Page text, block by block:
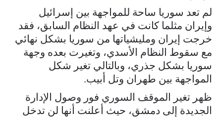
لم تعد سوريا ساحة للمواجهة بين إسرائيل
وإيران مثلما كانت في عهد النظام السابق، فقد
خرجت إيران ومليشياتها من سوريا بشكل نهائي
مع سقوط النظام الأسدي، وتغيرت بعده وجهة
سوريا بشكل جذري، وبالتالي تغير شكل
المواجهة بين طهران وتل أبيب.
ظهر تغير الموقف السوري فور وصول الإدارة
الجديدة إلى دمشق، حيث أعلنت أنها لن تدخل